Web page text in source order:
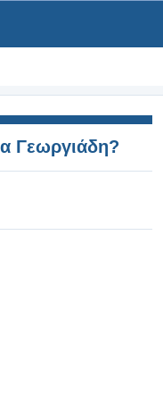
Γεωργιάδη?